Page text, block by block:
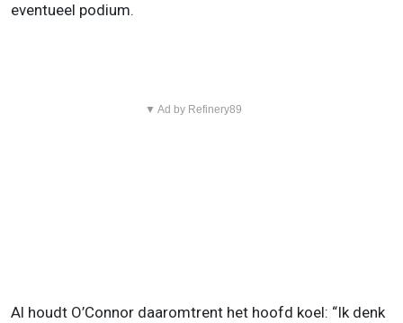
eventueel podium.
▼ Ad by Refinery89
Al houdt O’Connor daaromtrent het hoofd koel: “Ik denk